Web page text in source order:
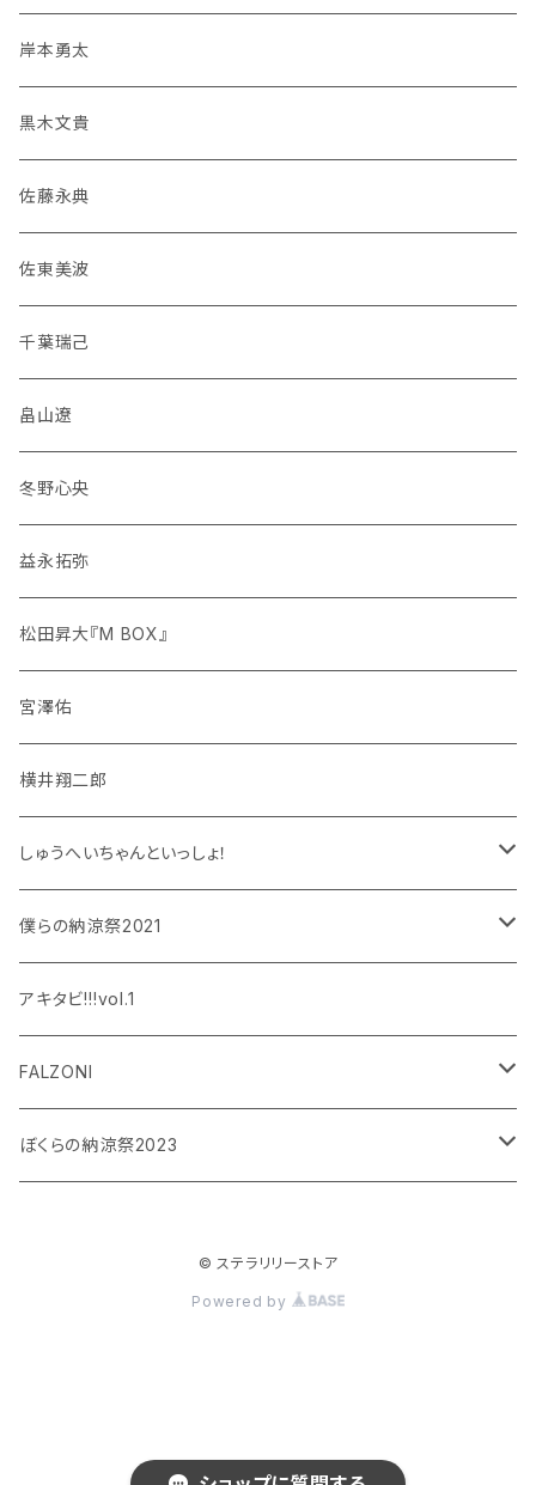
岸本勇太
黒木文貴
佐藤永典
佐東美波
千葉瑞己
畠山遼
冬野心央
益永拓弥
松田昇大『M BOX』
宮澤佑
横井翔二郎
しゅうへいちゃんといっしょ！
和泉宗兵
設楽銀河
平賀勇成
吉岡佑
僕らの納涼祭2021
和泉宗兵
神永圭佑
小波津亜廉
アキタビ!!!vol.1
FALZONI
笠間淳の黄昏古書堂
ぼくらの納涼祭2023
© ステラリリーストア
Powered by